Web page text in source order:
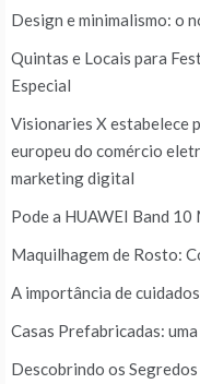
Design e minimalismo: o
Quintas e Locais para
Especial
Visionaries X estabelece
europeu do comércio
marketing digital
Pode a HUAWEI Band
Maquilhagem de Rosto:
A importância de
Casas Prefabricadas:
Descobrindo os Segredos